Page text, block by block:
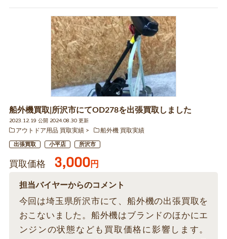
船外機買取|所沢市にてOD278を出張買取しました
2023.12.19 公開 2024.08.30 更新
アウトドア用品 買取実績
船外機 買取実績
出張買取 小平店 所沢市
買取価格 3,000円
担当バイヤーからのコメント
今回は埼玉県所沢市にて、船外機の出張買取を
おこないました。船外機はブランドのほかにエ
ンジンの状態なども買取価格に影響します。